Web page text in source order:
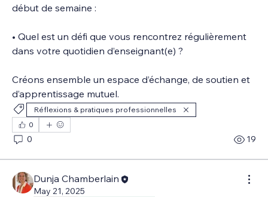
début de semaine :
• Quel est un défi que vous rencontrez régulièrement
dans votre quotidien d’enseignant(e) ?
Créons ensemble un espace d’échange, de soutien et
d’apprentissage mutuel.
Réflexions & pratiques professionnelles
0
0 19
Dunja Chamberlain
May 21, 2025